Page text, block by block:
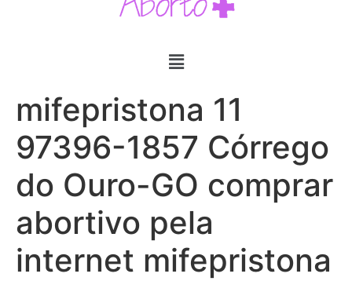
mifepristona 11
97396-1857 Córrego
do Ouro-GO comprar
abortivo pela
internet mifepristona